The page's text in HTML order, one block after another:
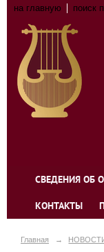
на главную поиск
СВЕДЕНИЯ ОБ
КОНТАКТЫ
Главная →